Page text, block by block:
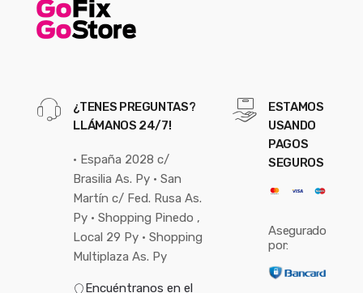
¿TENES PREGUNTAS?
LLÁMANOS 24/7!
• España 2028 c/
Brasilia As. Py • San
Martín c/ Fed. Rusa As.
Py • Shopping Pinedo ,
Local 29 Py • Shopping
Multiplaza As. Py
Encuéntranos en el
ESTAMOS
USANDO
PAGOS
SEGUROS
Asegurado
por: